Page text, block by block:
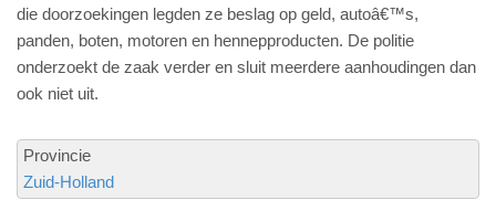
die doorzoekingen legden ze beslag op geld, autoâ€™s,
panden, boten, motoren en hennepproducten. De politie
onderzoekt de zaak verder en sluit meerdere aanhoudingen dan
ook niet uit.
Provincie
Zuid-Holland